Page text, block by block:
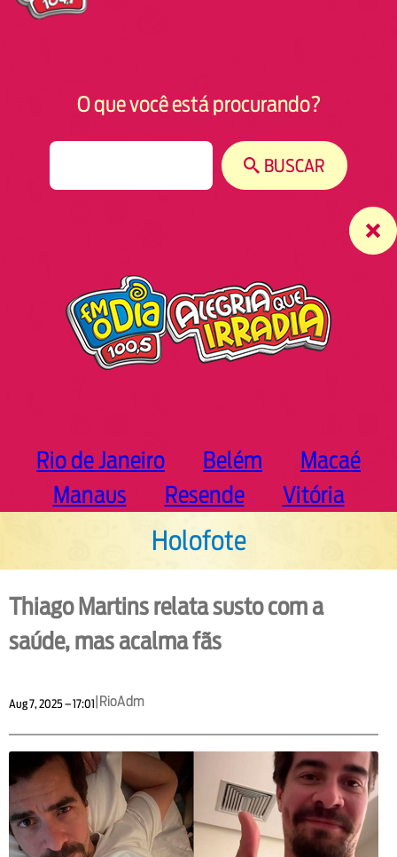
O que você está procurando?
BUSCAR
Rio de Janeiro Belém
Macaé
Manaus
Resende Vitória
Holofote
Thiago Martins relata susto com a
saúde, mas acalma fãs
Aug 7, 2025 – 17:01 RioAdm